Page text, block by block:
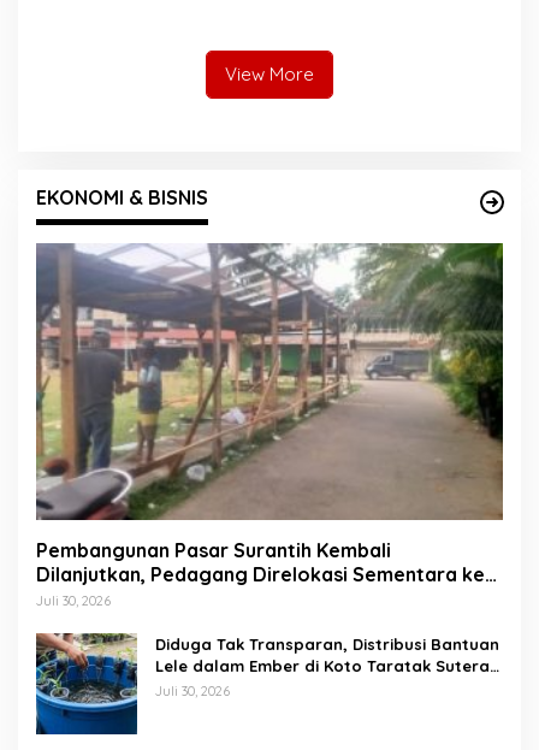
View More
EKONOMI & BISNIS
Pembangunan Pasar Surantih Kembali
Dilanjutkan, Pedagang Direlokasi Sementara ke
Lapangan Gadih Basanai
Juli 30, 2026
Diduga Tak Transparan, Distribusi Bantuan
Lele dalam Ember di Koto Taratak Sutera
Tuai Sorotan Warga
Juli 30, 2026